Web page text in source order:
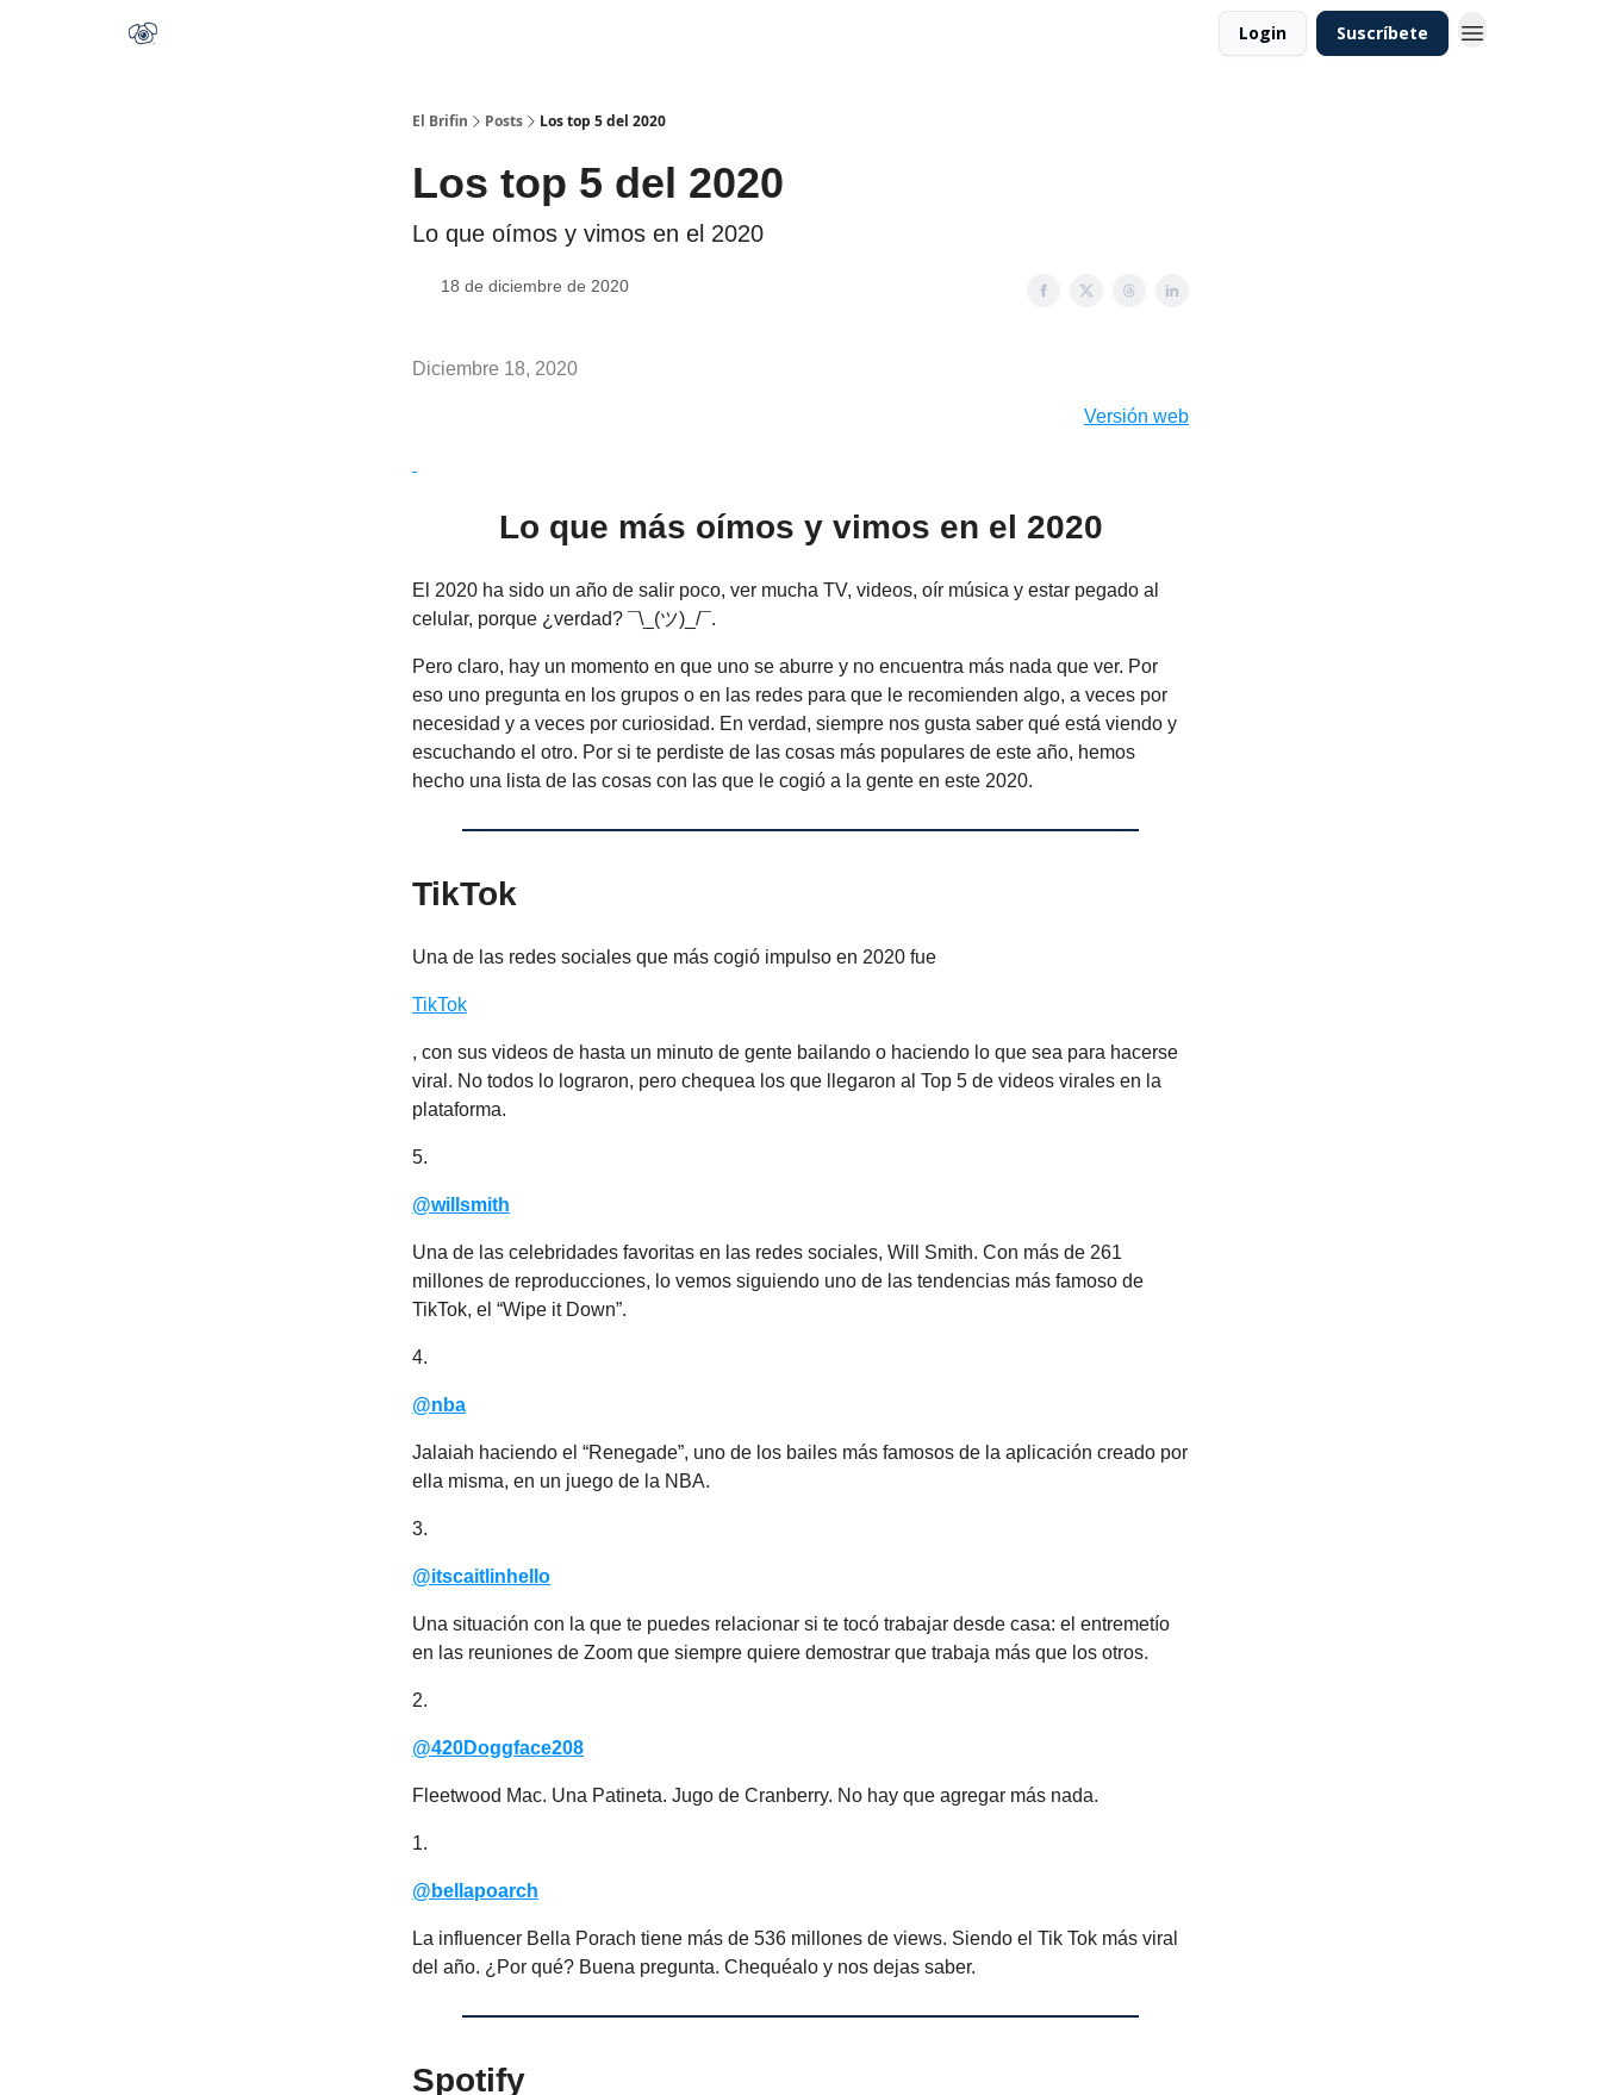
Login Suscríbete
El Brifin Posts Los top 5 del 2020
Los top 5 del 2020
Lo que oímos y vimos en el 2020
18 de diciembre de 2020
Diciembre 18, 2020
Versión web
Lo que más oímos y vimos en el 2020
El 2020 ha sido un año de salir poco, ver mucha TV, videos, oír música y estar pegado al
celular, porque ¿verdad? ¯\_(ツ)_/¯.
Pero claro, hay un momento en que uno se aburre y no encuentra más nada que ver. Por
eso uno pregunta en los grupos o en las redes para que le recomienden algo, a veces por
necesidad y a veces por curiosidad. En verdad, siempre nos gusta saber qué está viendo y
escuchando el otro. Por si te perdiste de las cosas más populares de este año, hemos
hecho una lista de las cosas con las que le cogió a la gente en este 2020.
TikTok
Una de las redes sociales que más cogió impulso en 2020 fue
TikTok
, con sus videos de hasta un minuto de gente bailando o haciendo lo que sea para hacerse
viral. No todos lo lograron, pero chequea los que llegaron al Top 5 de videos virales en la
plataforma.
5.
@willsmith
Una de las celebridades favoritas en las redes sociales, Will Smith. Con más de 261
millones de reproducciones, lo vemos siguiendo uno de las tendencias más famoso de
TikTok, el “Wipe it Down”.
4.
@nba
Jalaiah haciendo el “Renegade”, uno de los bailes más famosos de la aplicación creado por
ella misma, en un juego de la NBA.
3.
@itscaitlinhello
Una situación con la que te puedes relacionar si te tocó trabajar desde casa: el entremetío
en las reuniones de Zoom que siempre quiere demostrar que trabaja más que los otros.
2.
@420Doggface208
Fleetwood Mac. Una Patineta. Jugo de Cranberry. No hay que agregar más nada.
1.
@bellapoarch
La influencer Bella Porach tiene más de 536 millones de views. Siendo el Tik Tok más viral
del año. ¿Por qué? Buena pregunta. Chequéalo y nos dejas saber.
Spotify